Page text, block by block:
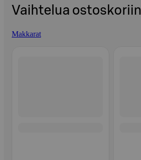
Vaihtelua ostoskoriin
Makkarat